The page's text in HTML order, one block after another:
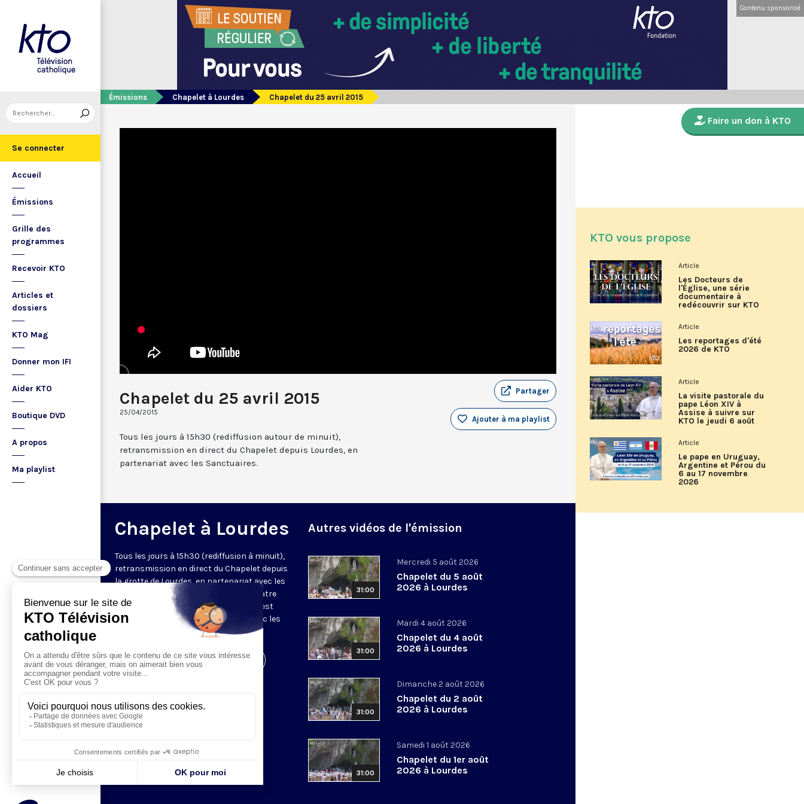
Se connecter
Accueil
Émissions
Grille des
programmes
Recevoir KTO
Articles et
dossiers
KTO Mag
Donner mon IFI
Aider KTO
Boutique DVD
A propos
Ma playlist
Contenu sponsorisé
Émissions Chapelet à Lourdes Chapelet du 25 avril 2015
Chapelet du 25 avril 2015
25/04/2015
Partager
Ajouter à ma playlist
Tous les jours à 15h30 (rediffusion autour de minuit),
retransmission en direct du Chapelet depuis Lourdes, en
partenariat avec les Sanctuaires.
Chapelet à Lourdes
Tous les jours à 15h30 (rediffusion à minuit),
retransmission en direct du Chapelet depuis
la grotte de Lourdes, en partenariat avec les
Sanctuaires. Chaque jour, l'une des quatre
méditations des mystères du Rosaire est
proposée en communion de prière avec les
Visiter la page de l'émission
Autres vidéos de l'émission
31:00
Mercredi 5 août 2026
Chapelet du 5 août
2026 à Lourdes
31:00
Mardi 4 août 2026
Chapelet du 4 août
2026 à Lourdes
31:00
Dimanche 2 août 2026
Chapelet du 2 août
2026 à Lourdes
31:00
Samedi 1 août 2026
Chapelet du 1er août
2026 à Lourdes
Faire un don à KTO
KTO vous propose
Article
Les Docteurs de
l'Église, une série
documentaire à
redécouvrir sur KTO
Article
Les reportages d'été
2026 de KTO
Article
La visite pastorale du
pape Léon XIV à
Assise à suivre sur
KTO le jeudi 6 août
Article
Le pape en Uruguay,
Argentine et Pérou du
6 au 17 novembre
2026